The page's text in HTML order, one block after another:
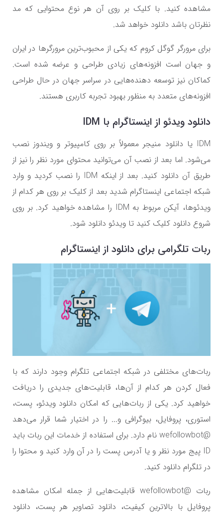
مشاهده کنید. با کلیک بر روی آن هر نوع محتوایی که مد
نظرتان باشد دانلود خواهد شد.
برای مرورگر گوگل کروم که یکی از محبوب‌ترین مرورگر‌ها در ایران
و جهان است افزونه‌های زیادی طراحی و عرضه شده است.
کماکان نیز توسعه دهنده‌هایی در سراسر جهان در حال طراحی
افزونه‌های متعدد به منظور بهبود تجربه کاربری هستند.
دانلود ویدئو از اینستاگرام با IDM
IDM یا دانلود منیجر معمولاً بر روی کامپیوتر و ویندوز نصب
می‌شود. اما بعد از نصب آن می‌توانید محتوای مورد نظر را نیز از
طریق آن دانلود کنید. بعد از اینکه IDM را نصب کردید و وارد
شبکه اجتماعی اینستاگرام شدید بعد از کلیک بر روی هر کدام از
ویدئو‌ها، آیکن مربوط به IDM را مشاهده خواهید کرد. بر روی
شروع دانلود کلیک کنید تا ویدئو دانلود شود.
ربات تلگرامی برای دانلود از اینستاگرام
ربات‌های مختلفی در شبکه اجتماعی تلگرام وجود دارند که با
فعال کردن هر کدام از آن‌ها، قابلیت‌های جدیدی را دریافت
خواهید کرد. یکی از ربات‌هایی که امکان دانلود ویدئو، پست،
استوری، پروفایل، بیوگرافی و... را در اختیار شما قرار می‌دهد
@wefollowbot نام دارد. برای استفاده از خدمات این ربات باید
ID پیج مورد نظر و یا آدرس پست را در آن وارد کنید و محتوا را
در تلگرام دانلود کنید.
ربات @wefollowbot قابلیت‌هایی از جمله امکان مشاهده
پروفایل با بالاترین کیفیت، دانلود تصاویر هر پست، دانلود